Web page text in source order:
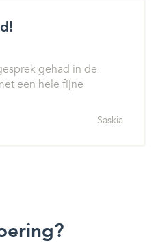
gehad in de
een hele fijne
Saskia